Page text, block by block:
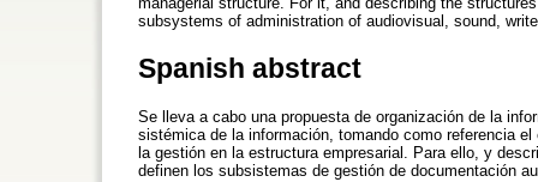
subsystems of administration of audiovisual, sound,
Spanish abstract
Se lleva a cabo una propuesta de organización de la
sistémica de la información, tomando como referencia
la gestión en la estructura empresarial. Para ello, y
definen los subsistemas de gestión de documentación